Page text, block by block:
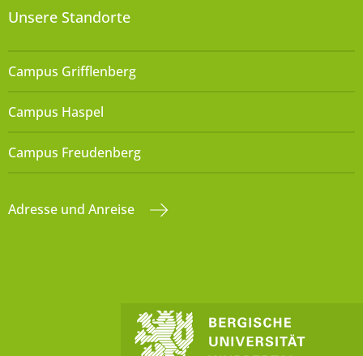
Unsere Standorte
Campus Grifflenberg
Campus Haspel
Campus Freudenberg
Adresse und Anreise